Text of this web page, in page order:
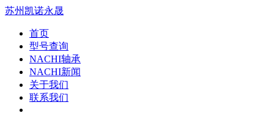
苏州凯诺永晟
首页
型号查询
NACHI轴承
NACHI新闻
关于我们
联系我们